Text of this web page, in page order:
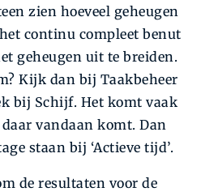
zien hoeveel geheugen
continu compleet benut
geheugen uit te breiden.
Kijk dan bij Taakbeheer
bij Schijf. Het komt vaak
vandaan komt. Dan
staan bij ‘Actieve tijd’.
de resultaten voor de